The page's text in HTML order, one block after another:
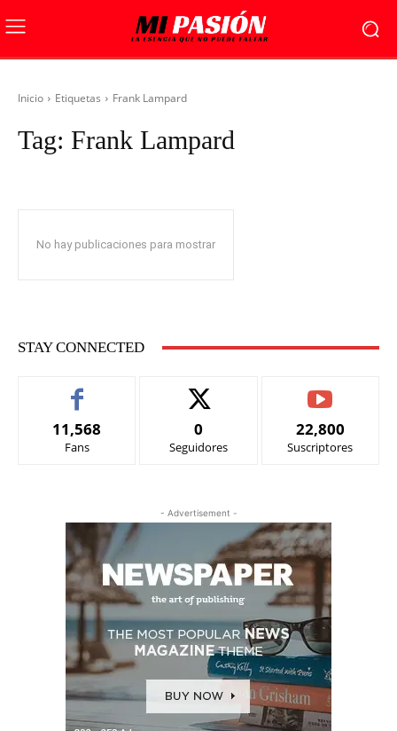
Inicio Etiquetas Frank Lampard
Tag: Frank Lampard
No hay publicaciones para mostrar
STAY CONNECTED
11,568
Fans
0
Seguidores
22,800
Suscriptores
- Advertisement -